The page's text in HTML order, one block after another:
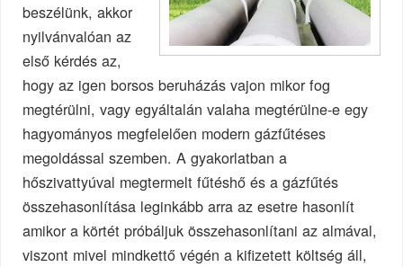
beszélünk, akkor
nyilvánvalóan az
első kérdés az,
hogy az igen borsos beruházás vajon mikor fog
megtérülni, vagy egyáltalán valaha megtérülne-e egy
hagyományos megfelelően modern gázfűtéses
megoldással szemben. A gyakorlatban a
hőszivattyúval megtermelt fűtéshő és a gázfűtés
összehasonlítása leginkább arra az esetre hasonlít
amikor a körtét próbáljuk összehasonlítani az almával,
viszont mivel mindkettő végén a kifizetett költség áll,